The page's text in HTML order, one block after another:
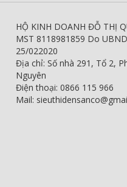
HỘ KINH DOANH ĐỖ THỊ
MST 8118981859 Do
25/022020
Địa chỉ: Số nhà 291, Tổ 2,
Nguyên
Điện thoại: 0866 115 966
Mail: